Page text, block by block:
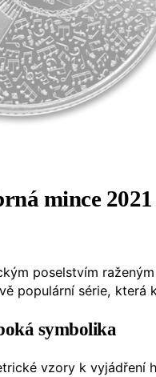
mince
poselstvím
populární série,
symbolika
vzory k vyjádření